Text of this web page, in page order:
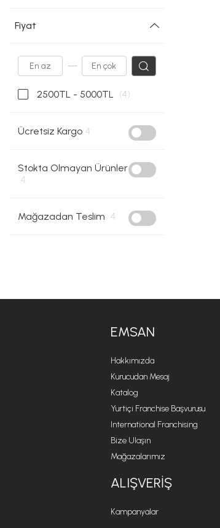
Fiyat
---
2500TL - 5000TL (4)
Ücretsiz Kargo 4
Stokta Olmayan Ürünler
4
Mağazadan Teslim 4
EMSAN
Hakkımızda
Kurucudan Mesaj
Katalog
Yurtiçi Franchise Başvurusu
International Franchising
Bize Ulaşın
Mağazalarımız
ALIŞVERIŞ
Kampanyalar